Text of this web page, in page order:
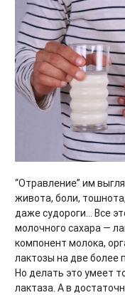
“Отравление” им
живота, боли,
даже судороги… Все
молочного сахара —
компонент молока,
лактозы на две более
Но делать это умеет
лактаза. А в